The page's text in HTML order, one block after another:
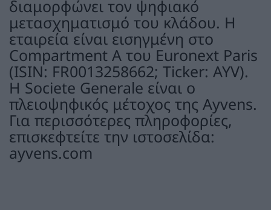
διαμορφώνει τον ψηφιακό
μετασχηματισμό του κλάδου. Η
εταιρεία είναι εισηγμένη στο
Compartment A του Euronext Paris
(ISIN: FR0013258662; Ticker: AYV).
Η Societe Generale είναι ο
πλειοψηφικός μέτοχος της Ayvens.
Για περισσότερες πληροφορίες,
επισκεφτείτε την ιστοσελίδα:
ayvens.com